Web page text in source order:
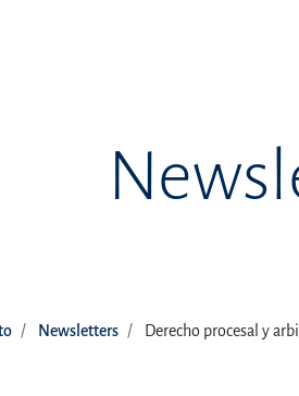
Newsletters Derecho procesal y